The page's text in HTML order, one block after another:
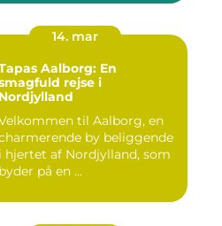
14. mar
Aalborg: En
rejse i
Nordjylland
til Aalborg, en
by beliggende
i hjertet af Nordjylland, som
byder på en ...